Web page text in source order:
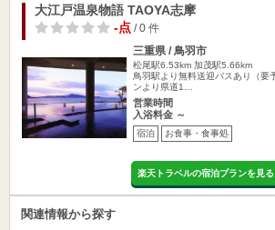
大江戸温泉物語 TAOYA志摩
-点/ 0 件
三重県 / 鳥羽市
松尾駅6.53km 加茂駅5.66km
鳥羽駅より無料送迎バスあり（要
ンより県道1…
営業時間
入浴料金 ～
宿泊 お食事・食事処
楽天トラベルの宿泊プランを見る
関連情報から探す